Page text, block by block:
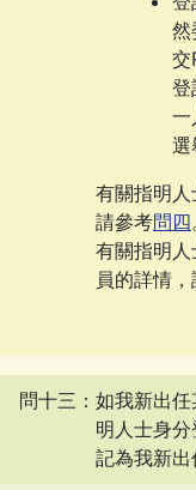
然
交
登
一
選
有關指明人
請參考問四
有關指明
員的詳情
問十三：如我新出
明人士身
記為我新